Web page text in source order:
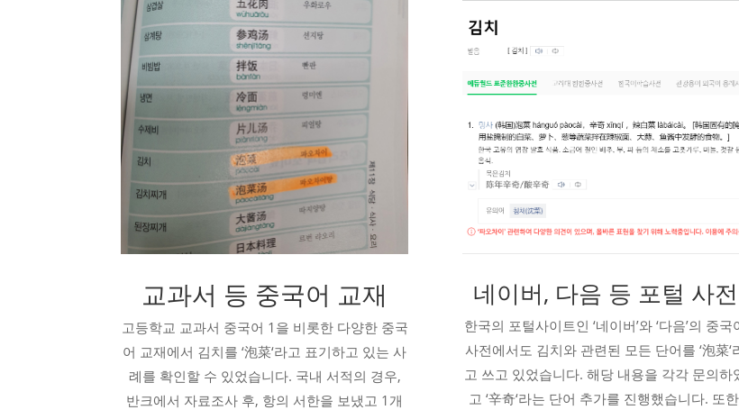
교과서 등 중국어 교재
고등학교 교과서 중국어 1을 비롯한 다양한 중국
어 교재에서 김치를 ‘泡菜‘라고 표기하고 있는 사
례를 확인할 수 있었습니다. 국내 서적의 경우,
반크에서 자료조사 후, 항의 서한을 보냈고 1개
네이버, 다음 등 포털 사전
한국의 포털사이트인 ‘네이버’와 ‘다음’의 중국
사전에서도 김치와 관련된 모든 단어를 ‘泡菜‘
고 쓰고 있었습니다. 해당 내용을 각각 문의하
고 ‘辛奇‘라는 단어 추가를 진행했습니다. 또